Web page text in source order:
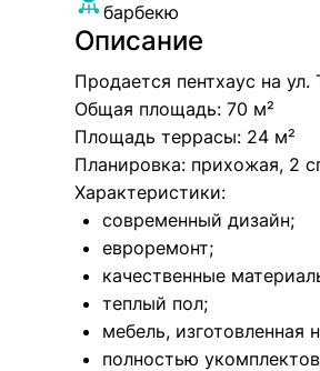
барбекю
Описание
Продается пентхаус на
Общая площадь: 70 м²
Площадь террасы: 24 м²
Планировка: прихожая, 2
Характеристики:
современный дизайн;
евроремонт;
качественные
теплый пол;
мебель, изготовленная
полностью